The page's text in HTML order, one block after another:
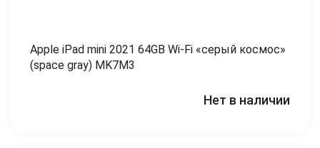
Apple iPad mini 2021 64GB Wi-Fi «серый космос»
(space gray) MK7M3
Нет в наличии